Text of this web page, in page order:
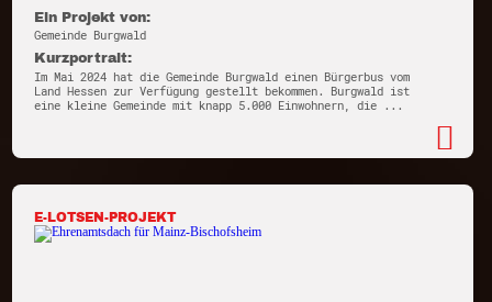
Ein Projekt von:
Gemeinde Burgwald
Kurzportrait:
Im Mai 2024 hat die Gemeinde Burgwald einen Bürgerbus vom
Land Hessen zur Verfügung gestellt bekommen. Burgwald ist
eine kleine Gemeinde mit knapp 5.000 Einwohnern, die ...
E-LOTSEN-PROJEKT